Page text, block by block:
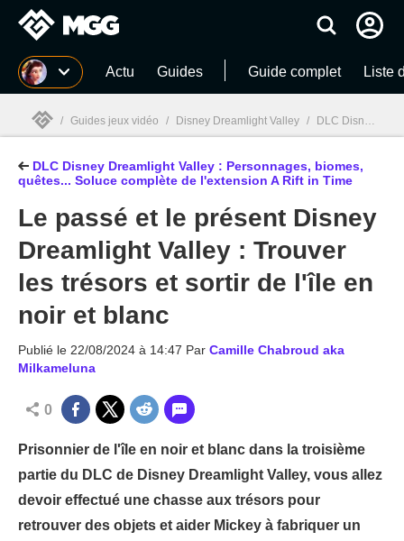
MGG Actu Guides Guide complet Liste
MGG
/ Guides jeux vidéo / Disney Dreamlight Valley / DLC Disney Dreamlight Valley : Personnages, biomes, quêtes... Soluce complète de l'extension A Rift in Time
DLC Disney Dreamlight Valley : Personnages, biomes,
quêtes... Soluce complète de l'extension A Rift in Time
Le passé et le présent Disney
Dreamlight Valley : Trouver
les trésors et sortir de l'île en
noir et blanc
Publié le 22/08/2024 à 14:47 Par Camille Chabroud aka
Milkameluna
0
Prisonnier de l'île en noir et blanc dans la troisième
partie du DLC de Disney Dreamlight Valley, vous allez
devoir effectué une chasse aux trésors pour
retrouver des objets et aider Mickey à fabriquer un